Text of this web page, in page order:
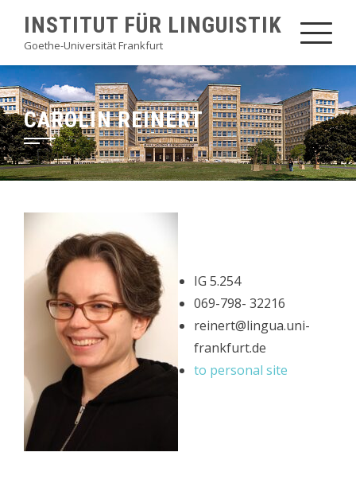
content
INSTITUT FÜR LINGUISTIK
Goethe-Universität Frankfurt
CAROLIN REINERT
IG 5.254
069-798- 32216
reinert@lingua.uni-
frankfurt.de
to personal site